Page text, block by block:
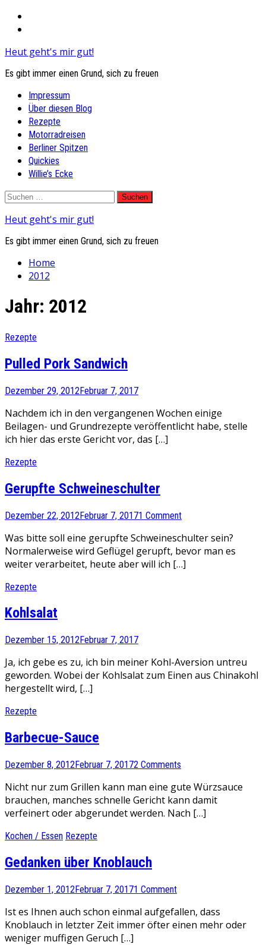
Heut geht's mir gut!
Es gibt immer einen Grund, sich zu freuen
Primary
Menu
Impressum
Über diesen Blog
Rezepte
Motorradreisen
Berliner Spitzen
Quickies
Willie’s Ecke
Skip
content
Suchen
Heut geht's mir gut!
Es gibt immer einen Grund, sich zu freuen
Home
2012
Jahr: 2012
Rezepte
Pulled Pork Sandwich
Dezember 29, 2012Februar 7, 2017
Nachdem ich in den vergangenen Wochen einige
Beilagen- und Grundrezepte veröffentlicht habe, stelle
ich hier das erste Gericht vor, das […]
Rezepte
Gerupfte Schweineschulter
Dezember 22, 2012Februar 7, 20171 Comment
Was bitte soll eine gerupfte Schweineschulter sein?
Normalerweise wird Geflügel gerupft, bevor man es
weiter verarbeitet, heute aber will ich […]
Rezepte
Kohlsalat
Dezember 15, 2012Februar 7, 2017
Ja, ich gebe es zu, ich bin meiner Kohl-Aversion untreu
geworden. Wobei der Kohlsalat zum Einen aus Chinakohl
hergestellt wird, […]
Rezepte
Barbecue-Sauce
Dezember 8, 2012Februar 7, 20172 Comments
Nicht nur zum Grillen kann man eine gute Würzsauce
brauchen, manches schnelle Gericht kann damit
verfeinert oder abgerundet werden. Nach […]
Kochen / Essen Rezepte
Gedanken über Knoblauch
Dezember 1, 2012Februar 7, 20171 Comment
Ist es Ihnen auch schon einmal aufgefallen, dass
Knoblauch in letzter Zeit immer öfter einen mehr oder
weniger muffigen Geruch […]